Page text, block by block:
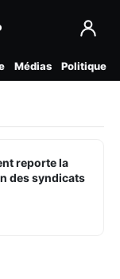
Médias Politique
reporte la
des syndicats